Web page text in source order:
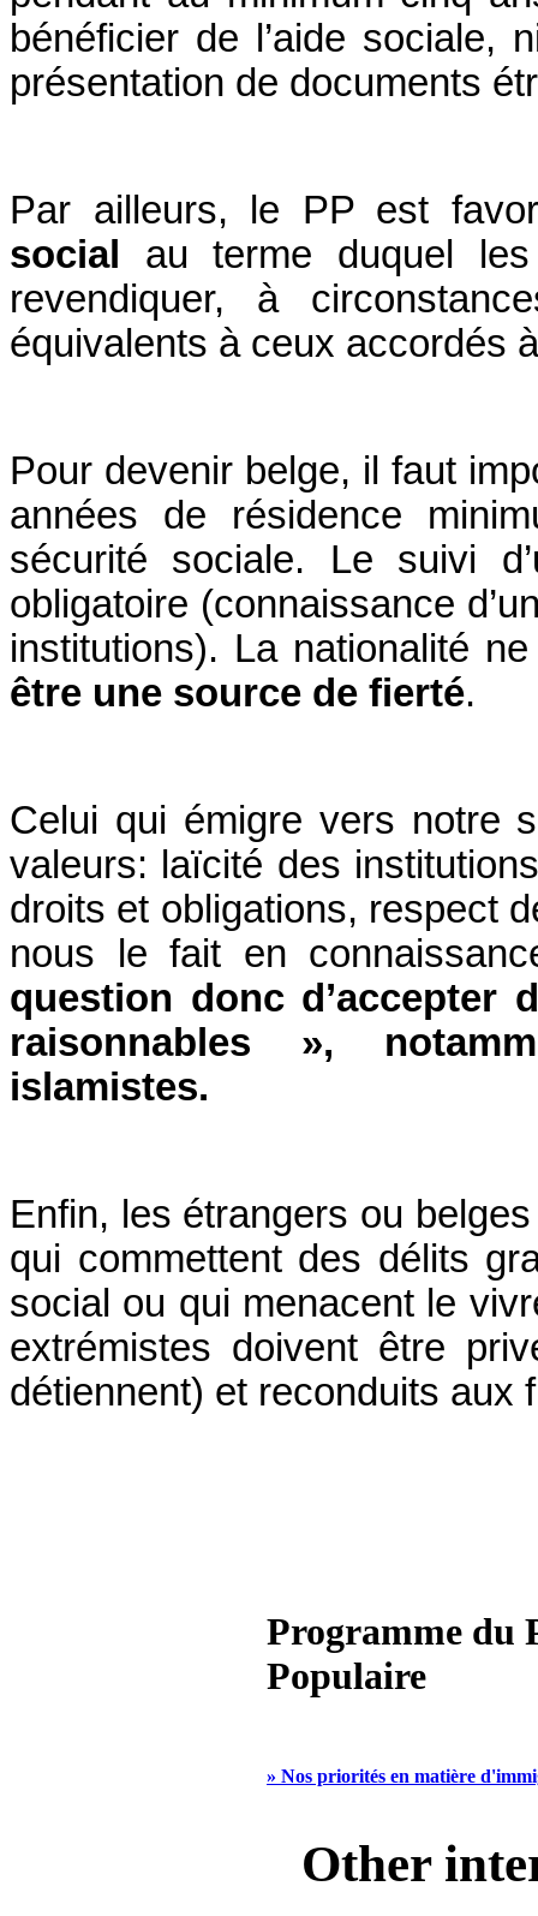
bénéficier de l’aide sociale,
présentation de documents
Par ailleurs, le PP est
social
au terme duquel
revendiquer, à
équivalents à ceux accordés
Pour devenir belge, il faut
années de résidence
sécurité sociale. Le suivi
obligatoire (connaissance
institutions). La nationalité
être une source de fierté.
Celui qui émigre vers notre
valeurs: laïcité des
droits et obligations, respect
nous le fait en
question donc d’accepter
raisonnables »,
islamistes.
Enfin, les étrangers ou
qui commettent des délits
social ou qui menacent le
extrémistes doivent être
détiennent) et reconduits aux
Programme du
Populaire
» Nos priorités en matière
Other